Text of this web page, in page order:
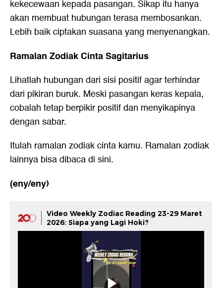
kekecewaan kepada pasangan. Sikap itu hanya
akan membuat hubungan terasa membosankan.
Lebih baik ciptakan suasana yang menyenangkan.
Ramalan Zodiak Cinta Sagitarius
Lihatlah hubungan dari sisi positif agar terhindar
dari pikiran buruk. Meski pasangan keras kepala,
cobalah tetap berpikir positif dan menyikapinya
dengan sabar.
Itulah ramalan zodiak cinta kamu. Ramalan zodiak
lainnya bisa dibacadi sini.
(eny/eny)
Video Weekly Zodiac Reading 23-29 Maret
2026: Siapa yang Lagi Hoki?